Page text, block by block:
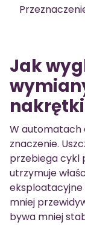
Jak
nakrętki
W automatach
znaczenie.
przebiega cykl
utrzymuje
eksploatacyjne
mniej
bywa mniej